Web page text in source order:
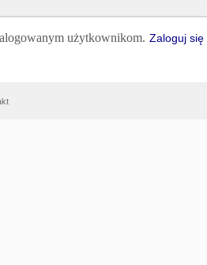
użytkownikom. Zaloguj się